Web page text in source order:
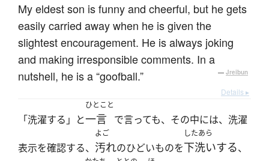
My eldest son is funny and cheerful, but he gets
easily carried away when he is given the
slightest encouragement. He is always joking
and making irresponsible comments. In a
nutshell, he is a “goofball.”
— Jreibun
Details ▸
「洗濯する」と
ひとこと
一言 で言っても、その中には、洗濯
表示を確認する、
よご
汚れのひどいものを
したあら
下洗いする、